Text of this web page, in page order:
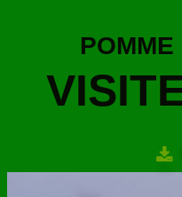
NOS VISITES▼
NOTRE ACTIVITÉ▼
POMME